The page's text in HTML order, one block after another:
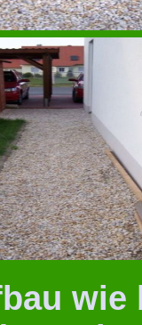
wie